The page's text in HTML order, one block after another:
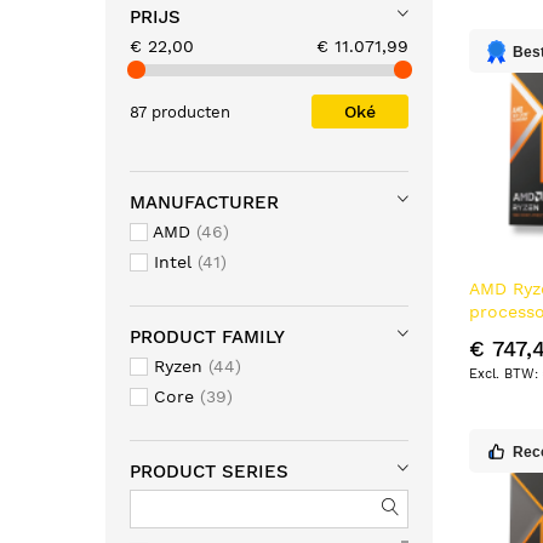
AMD
€
PRIJS
€ 22,00 € 11.071,99
87 producten Oké
MANUFACTURER
AMD 46
Intel
41
PRODUCT FAMILY
Ryzen
44
Core
39
PRODUCT SERIES